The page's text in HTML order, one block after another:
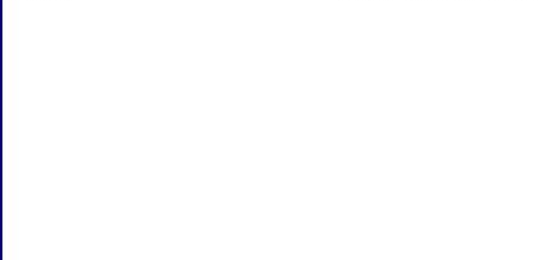
Sie haben jederzeit das Recht unentgeltlich